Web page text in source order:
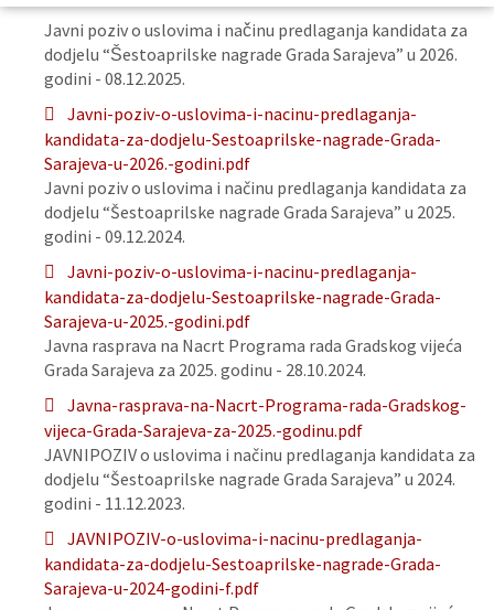
Javni poziv o uslovima i načinu predlaganja kandidata za
dodjelu “Šestoaprilske nagrade Grada Sarajeva” u 2026.
godini - 08.12.2025.
Javni-poziv-o-uslovima-i-nacinu-predlaganja-
kandidata-za-dodjelu-Sestoaprilske-nagrade-Grada-
Sarajeva-u-2026.-godini.pdf
Javni poziv o uslovima i načinu predlaganja kandidata za
dodjelu “Šestoaprilske nagrade Grada Sarajeva” u 2025.
godini - 09.12.2024.
Javni-poziv-o-uslovima-i-nacinu-predlaganja-
kandidata-za-dodjelu-Sestoaprilske-nagrade-Grada-
Sarajeva-u-2025.-godini.pdf
Javna rasprava na Nacrt Programa rada Gradskog vijeća
Grada Sarajeva za 2025. godinu - 28.10.2024.
Javna-rasprava-na-Nacrt-Programa-rada-Gradskog-
vijeca-Grada-Sarajeva-za-2025.-godinu.pdf
JAVNIPOZIV o uslovima i načinu predlaganja kandidata za
dodjelu “Šestoaprilske nagrade Grada Sarajeva” u 2024.
godini - 11.12.2023.
JAVNIPOZIV-o-uslovima-i-nacinu-predlaganja-
kandidata-za-dodjelu-Sestoaprilske-nagrade-Grada-
Sarajeva-u-2024-godini-f.pdf